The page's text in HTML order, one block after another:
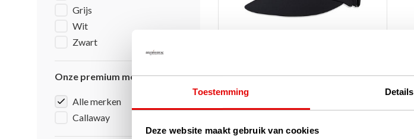
Toestemming Details
Deze website maakt gebruik van cookies
Grijs
Wit
Zwart
Onze premium merken
Alle merken
Callaway
Visor - Zwart
De Callaway See The Break Ladies Visor in